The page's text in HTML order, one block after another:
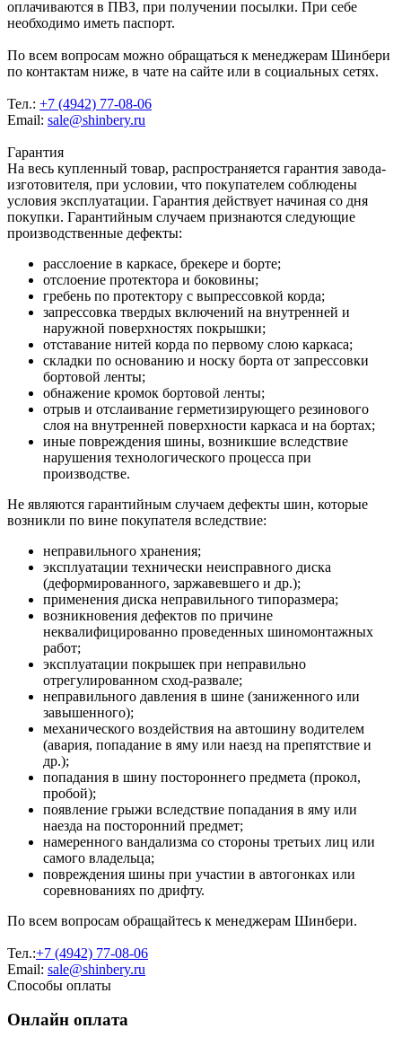
оплачиваются в ПВЗ, при получении посылки. При себе
необходимо иметь паспорт.
По всем вопросам можно обращаться к менеджерам Шинбери
по контактам ниже, в чате на сайте или в социальных сетях.
Тел.: +7 (4942) 77-08-06
Email: sale@shinbery.ru
Гарантия
На весь купленный товар, распространяется гарантия завода-
изготовителя, при условии, что покупателем соблюдены
условия эксплуатации. Гарантия действует начиная со дня
покупки. Гарантийным случаем признаются следующие
производственные дефекты:
расслоение в каркасе, брекере и борте;
отслоение протектора и боковины;
гребень по протектору с выпрессовкой корда;
запрессовка твердых включений на внутренней и
наружной поверхностях покрышки;
отставание нитей корда по первому слою каркаса;
складки по основанию и носку борта от запрессовки
бортовой ленты;
обнажение кромок бортовой ленты;
отрыв и отслаивание герметизирующего резинового
слоя на внутренней поверхности каркаса и на бортах;
иные повреждения шины, возникшие вследствие
нарушения технологического процесса при
производстве.
Не являются гарантийным случаем дефекты шин, которые
возникли по вине покупателя вследствие:
неправильного хранения;
эксплуатации технически неисправного диска
(деформированного, заржавевшего и др.);
применения диска неправильного типоразмера;
возникновения дефектов по причине
неквалифицированно проведенных шиномонтажных
работ;
эксплуатации покрышек при неправильно
отрегулированном сход-развале;
неправильного давления в шине (заниженного или
завышенного);
механического воздействия на автошину водителем
(авария, попадание в яму или наезд на препятствие и
др.);
попадания в шину постороннего предмета (прокол,
пробой);
появление грыжи вследствие попадания в яму или
наезда на посторонний предмет;
намеренного вандализма со стороны третьих лиц или
самого владельца;
повреждения шины при участии в автогонках или
соревнованиях по дрифту.
По всем вопросам обращайтесь к менеджерам Шинбери.
Тел.:+7 (4942) 77-08-06
Email: sale@shinbery.ru
Способы оплаты
Онлайн оплата